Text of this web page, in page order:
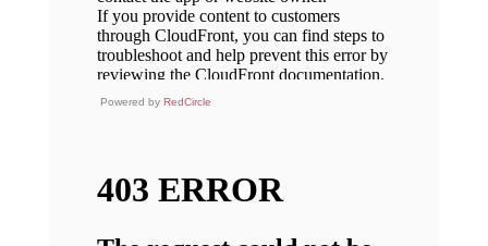
Powered by RedCircle